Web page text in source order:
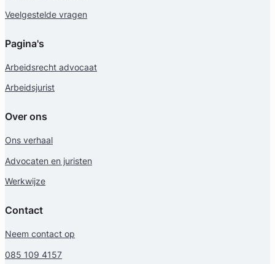
Veelgestelde vragen
Pagina's
Arbeidsrecht advocaat
Arbeidsjurist
Over ons
Ons verhaal
Advocaten en juristen
Werkwijze
Contact
Neem contact op
085 109 4157